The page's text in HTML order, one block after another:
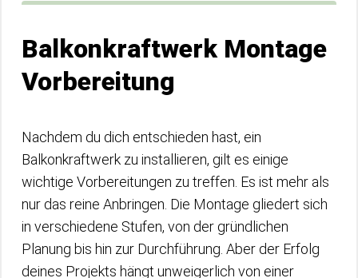
Balkonkraftwerk Montage
Vorbereitung
Nachdem du dich entschieden hast, ein
Balkonkraftwerk zu installieren, gilt es einige
wichtige Vorbereitungen zu treffen. Es ist mehr als
nur das reine Anbringen. Die Montage gliedert sich
in verschiedene Stufen, von der gründlichen
Planung bis hin zur Durchführung. Aber der Erfolg
deines Projekts hängt unweigerlich von einer